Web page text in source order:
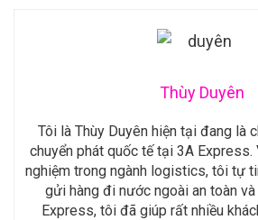
Thùy Duyên
Tôi là Thùy Duyên hiện tại đang là
chuyển phát quốc tế tại 3A Express.
nghiệm trong ngành logistics, tôi tự
gửi hàng đi nước ngoài an toàn
Express, tôi đã giúp rất nhiều